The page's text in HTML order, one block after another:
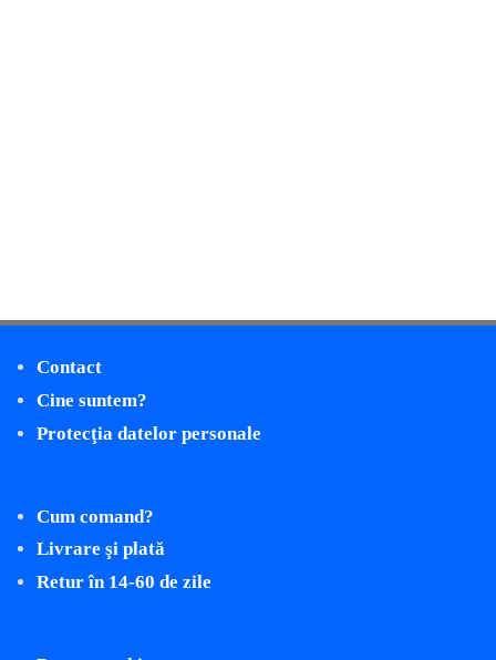
Contact
Cine suntem?
Protecţia datelor personale
Cum comand?
Livrare şi plată
Retur în 14-60 de zile